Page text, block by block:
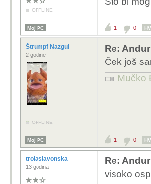
OFFLINE
Moj PC 1 0
Štrumpf Nazgul
2 godine
OFFLINE
Re:
Ček još
Mučko
Moj PC 1 0
trolaslavonska
13 godina
Re:
visoko